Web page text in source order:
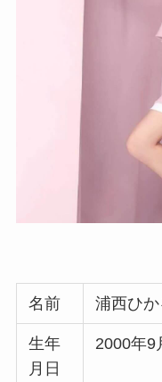
名前 浦西ひか
生年
月日
2000年9